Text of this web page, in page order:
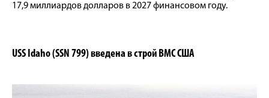
17,9 миллиардов долларов в 2027 финансовом году.
USS Idaho (SSN 799) введена в строй ВМС США